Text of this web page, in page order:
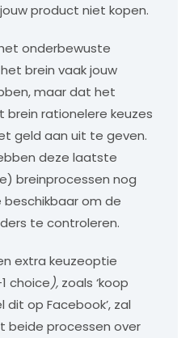
product niet kopen.
onderbewuste
brein vaak jouw
maar dat het
rationelere keuzes
geld aan uit te geven.
deze laatste
breinprocessen nog
om de
te controleren.
extra keuzeoptie
choice), zoals ‘koop
dit op Facebook’, zal
beide processen over